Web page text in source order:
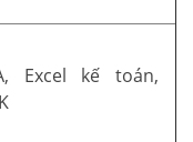
Excel kế toán,